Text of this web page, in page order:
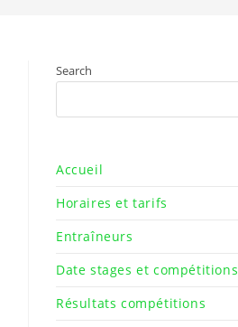
Search
Accueil
Horaires et tarifs
Entraîneurs
Date stages et compétitions
Résultats compétitions